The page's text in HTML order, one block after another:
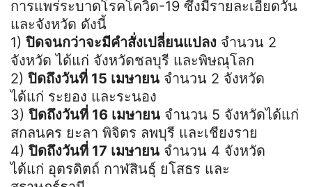
การแพร่ระบาดโรคโควิด-19 ซึ่งมีรายละเอียดวัน
และจังหวัด ดังนี้
1) ปิดจนกว่าจะมีคำสั่งเปลี่ยนแปลง จำนวน 2
จังหวัด ได้แก่ จังหวัดชลบุรี และพิษณุโลก
2) ปิดถึงวันที่ 15 เมษายน จำนวน 2 จังหวัด
ได้แก่ ระยอง และระนอง
3) ปิดถึงวันที่ 16 เมษายน จำนวน 5 จังหวัดได้แก่
สกลนคร ยะลา พิจิตร ลพบุรี และเชียงราย
4) ปิดถึงวันที่ 17 เมษายน จำนวน 4 จังหวัด
ได้แก่ อุตรดิตถ์ กาฬสินธุ์ ยโสธร และ